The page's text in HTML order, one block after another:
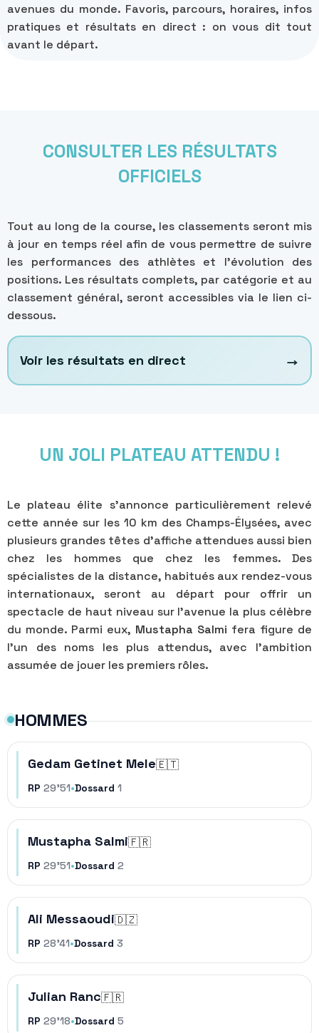
avenues du monde. Favoris, parcours, horaires, infos
pratiques et résultats en direct : on vous dit tout
avant le départ.
CONSULTER LES RÉSULTATS
OFFICIELS
Tout au long de la course, les classements seront mis
à jour en temps réel afin de vous permettre de suivre
les performances des athlètes et l’évolution des
positions. Les résultats complets, par catégorie et au
classement général, seront accessibles via le lien ci-
dessous.
Voir les résultats en direct →
UN JOLI PLATEAU ATTENDU !
Le plateau élite s’annonce particulièrement relevé
cette année sur les 10 km des Champs-Élysées, avec
plusieurs grandes têtes d’affiche attendues aussi bien
chez les hommes que chez les femmes. Des
spécialistes de la distance, habitués aux rendez-vous
internationaux, seront au départ pour offrir un
spectacle de haut niveau sur l’avenue la plus célèbre
du monde. Parmi eux, Mustapha Salmi fera figure de
l’un des noms les plus attendus, avec l’ambition
assumée de jouer les premiers rôles.
HOMMES
Gedam Getinet Mele🇪🇹
RP 29'51•Dossard 1
Mustapha Salmi🇫🇷
RP 29'51•Dossard 2
Ali Messaoudi🇩🇿
RP 28'41•Dossard 3
Julian Ranc🇫🇷
RP 29'18•Dossard 5